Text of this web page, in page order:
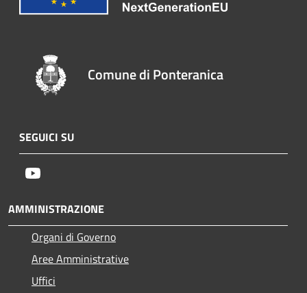
Comune di Ponteranica
SEGUICI SU
AMMINISTRAZIONE
Organi di Governo
Aree Amministrative
Uffici